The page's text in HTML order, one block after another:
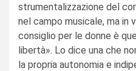
strumentalizzazione del
nel campo musicale, ma in
consiglio per le donne è
libertà». Lo dice una che
la propria autonomia e